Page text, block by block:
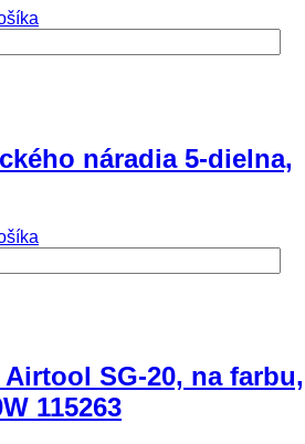
náradia 5-dielna,
SG-20, na farbu,
115263